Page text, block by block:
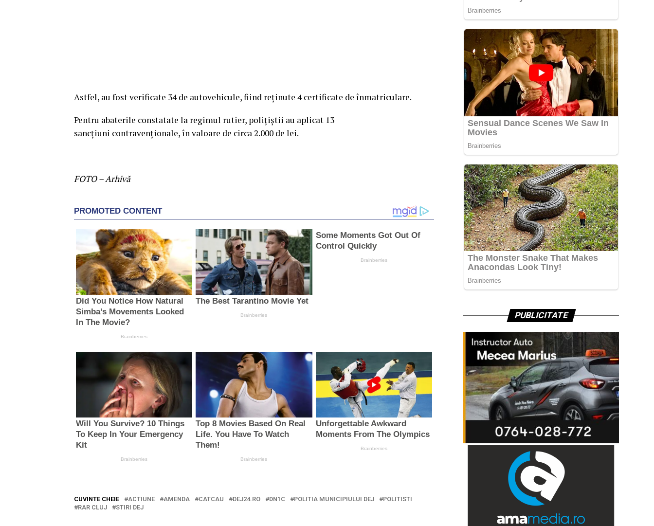
Astfel, au fost verificate 34 de autovehicule, fiind reținute 4 certificate de înmatriculare.
Pentru abaterile constatate la regimul rutier, polițiștii au aplicat 13
sancțiuni contravenționale, în valoare de circa 2.000 de lei.
FOTO – Arhivă
CUVINTE CHEIE ACTIUNE AMENDA CATCAU DEJ24.RO DN1C POLITIA MUNICIPIULUI DEJ
POLITISTI
RAR CLUJ
STIRI DEJ
PUBLICITATE